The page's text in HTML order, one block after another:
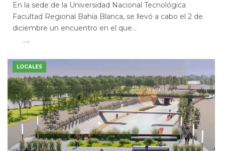
En la sede de la Universidad Nacional Tecnológica
Facultad Regional Bahía Blanca, se llevó a cabo el 2 de
diciembre un encuentro en el que...
Leer Más
LOCALES